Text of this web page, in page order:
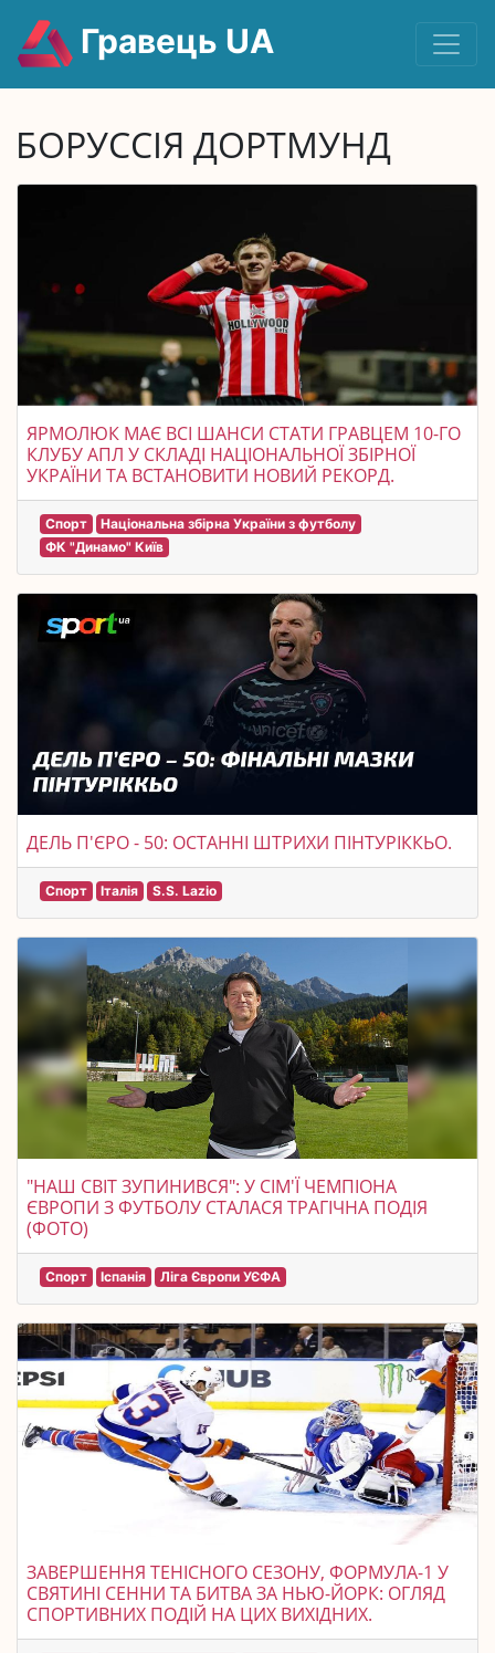
Гравець UA
БОРУССІЯ ДОРТМУНД
ЯРМОЛЮК МАЄ ВСІ ШАНСИ СТАТИ ГРАВЦЕМ 10-ГО
КЛУБУ АПЛ У СКЛАДІ НАЦІОНАЛЬНОЇ ЗБІРНОЇ
УКРАЇНИ ТА ВСТАНОВИТИ НОВИЙ РЕКОРД.
Спорт
Національна збірна України з футболу
ФК "Динамо" Київ
ДЕЛЬ П'ЄРО - 50: ОСТАННІ ШТРИХИ ПІНТУРІККЬО.
Спорт Італія S.S. Lazio
"НАШ СВІТ ЗУПИНИВСЯ": У СІМ'Ї ЧЕМПІОНА
ЄВРОПИ З ФУТБОЛУ СТАЛАСЯ ТРАГІЧНА ПОДІЯ
(ФОТО)
Спорт Іспанія Ліга Європи УЄФА
ЗАВЕРШЕННЯ ТЕНІСНОГО СЕЗОНУ, ФОРМУЛА-1 У
СВЯТИНІ СЕННИ ТА БИТВА ЗА НЬЮ-ЙОРК: ОГЛЯД
СПОРТИВНИХ ПОДІЙ НА ЦИХ ВИХІДНИХ.